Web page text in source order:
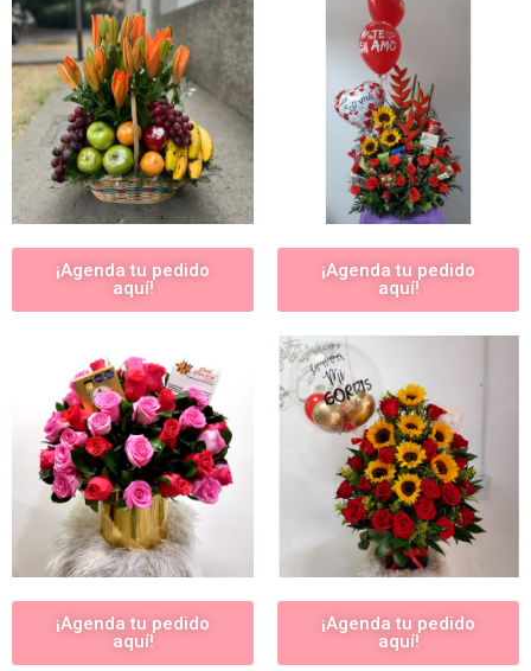
¡Agenda tu pedido
aquí!
¡Agenda tu pedido
aquí!
¡Agenda tu pedido
aquí!
¡Agenda tu pedido
aquí!